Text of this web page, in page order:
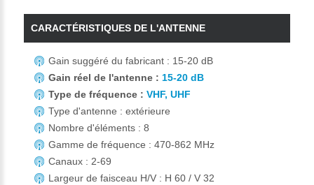
CARACTÉRISTIQUES DE L'ANTENNE
Gain suggéré du fabricant : 15-20 dB
Gain réel de l'antenne : 15-20 dB
Type de fréquence : VHF, UHF
Type d'antenne : extérieure
Nombre d'éléments : 8
Gamme de fréquence : 470-862 MHz
Canaux : 2-69
Largeur de faisceau H/V : H 60 / V 32